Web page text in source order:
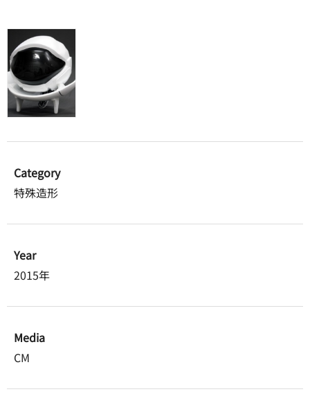
Category
特殊造形
Year
2015年
Media
CM